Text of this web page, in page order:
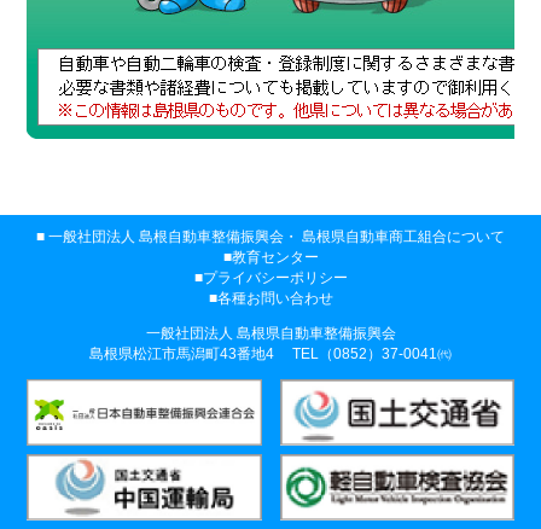
一般社団法人 島根自動車整備振興会・ 島根県自動車商工組合について
教育センター
プライバシーポリシー
各種お問い合わせ
一般社団法人 島根県自動車整備振興会
島根県松江市馬潟町43番地4
TEL（0852）37-0041㈹